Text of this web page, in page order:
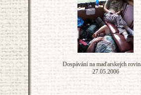
Dospávání na maďarskejch
27.05.2006